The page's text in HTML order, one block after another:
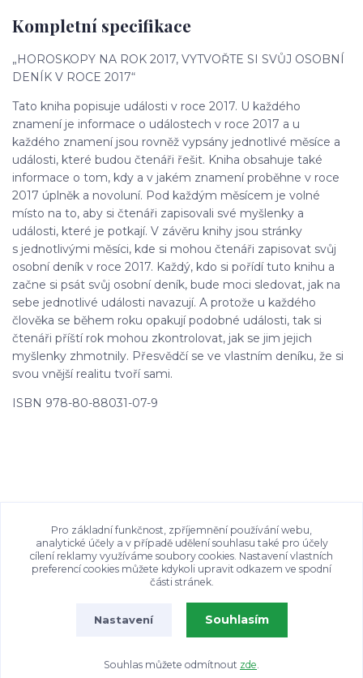
Kompletní specifikace
„HOROSKOPY NA ROK 2017, VYTVOŘTE SI SVŮJ OSOBNÍ
DENÍK V ROCE 2017“
Tato kniha popisuje události v roce 2017. U každého
znamení je informace o událostech v roce 2017 a u
každého znamení jsou rovněž vypsány jednotlivé měsíce a
události, které budou čtenáři řešit. Kniha obsahuje také
informace o tom, kdy a v jakém znamení proběhne v roce
2017 úplněk a novoluní. Pod každým měsícem je volné
místo na to, aby si čtenáři zapisovali své myšlenky a
události, které je potkají. V závěru knihy jsou stránky
s jednotlivými měsíci, kde si mohou čtenáři zapisovat svůj
osobní deník v roce 2017. Každý, kdo si pořídí tuto knihu a
začne si psát svůj osobní deník, bude moci sledovat, jak na
sebe jednotlivé události navazují. A protože u každého
člověka se během roku opakují podobné události, tak si
čtenáři příští rok mohou zkontrolovat, jak se jim jejich
myšlenky zhmotnily. Přesvědčí se ve vlastním deníku, že si
svou vnější realitu tvoří sami.
ISBN 978-80-88031-07-9
KNIHY
Vytvořeno na Eshop-rychle.cz
Pro základní funkčnost, zpříjemnění používání webu,
analytické účely a v případě udělení souhlasu také pro účely
cílení reklamy využíváme soubory cookies. Nastavení vlastních
preferencí cookies můžete kdykoli upravit odkazem ve spodní
části stránek.
Nastavení Souhlasím
Souhlas můžete odmítnout zde